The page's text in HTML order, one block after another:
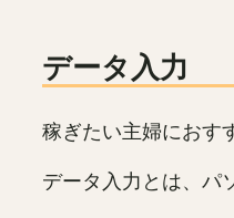
データ入力
稼ぎたい主婦におす
データ入力とは、パ